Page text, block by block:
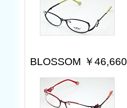
BLOSSOM ￥46,660